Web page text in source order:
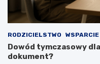
RODZICIELSTWO WSPARCIE
Dowód tymczasowy
dokument?